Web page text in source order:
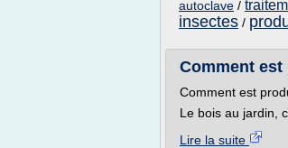
autoclave /
insectes /
Comment est
Comment est
Le bois au jardin,
Lire la suite